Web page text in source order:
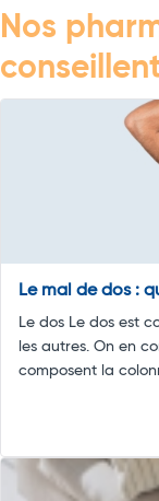
Nos
Le mal de dos :
Le dos Le dos est
les autres. On en
composent la